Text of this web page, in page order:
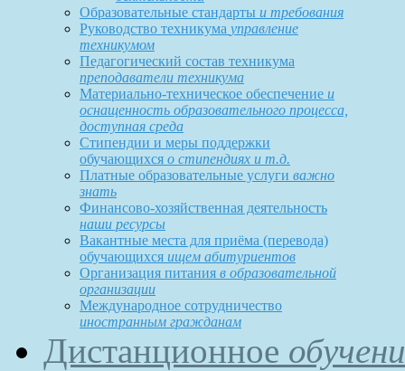
Образовательные стандарты и требования
Руководство техникума управление
техникумом
Педагогический состав техникума
преподаватели техникума
Материально-техническое обеспечение и
оснащенность образовательного процесса,
доступная среда
Стипендии и меры поддержки
обучающихся о стипендиях и т.д.
Платные образовательные услуги важно
знать
Финансово-хозяйственная деятельность
наши ресурсы
Вакантные места для приёма (перевода)
обучающихся ищем абитуриентов
Организация питания в образовательной
организации
Международное сотрудничество
иностранным гражданам
Дистанционное